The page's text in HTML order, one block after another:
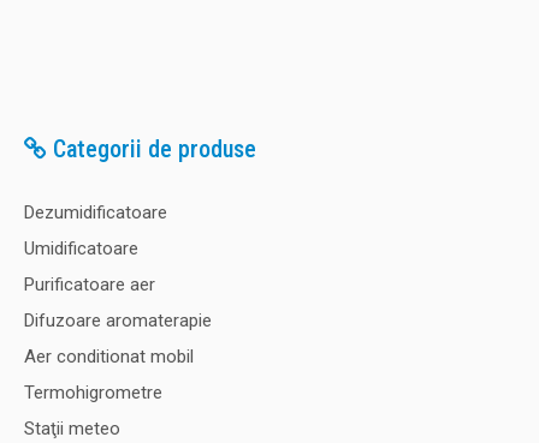
Categorii de produse
Dezumidificatoare
Umidificatoare
Purificatoare aer
Difuzoare aromaterapie
Aer conditionat mobil
Termohigrometre
Staţii meteo